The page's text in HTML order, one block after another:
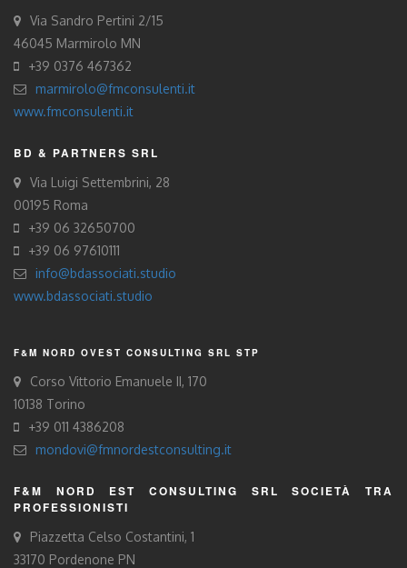
Via Sandro Pertini 2/15
46045 Marmirolo MN
+39 0376 467362
marmirolo@fmconsulenti.it
www.fmconsulenti.it
BD & PARTNERS SRL
Via Luigi Settembrini, 28
00195 Roma
+39 06 32650700
+39 06 97610111
info@bdassociati.studio
www.bdassociati.studio
F&M NORD OVEST CONSULTING SRL STP
Corso Vittorio Emanuele II, 170
10138 Torino
+39 011 4386208
mondovi@fmnordestconsulting.it
F&M NORD EST CONSULTING SRL SOCIETÀ TRA
PROFESSIONISTI
Piazzetta Celso Costantini, 1
33170 Pordenone PN